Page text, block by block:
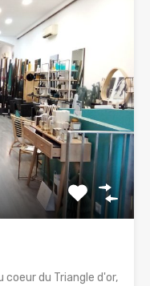
coeur du Triangle d'or,